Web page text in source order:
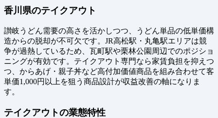
香川県のテイクアウト
讃岐うどん需要の高さを活かしつつ、うどん単品の低単価構
造からの脱却が不可欠です。JR高松駅・丸亀駅エリアは競
争が過熱しているため、瓦町駅や栗林公園周辺でのポジショ
ニングが有効です。テイクアウト専門なら家賃負担を抑えつ
つ、からあげ・親子丼など高付加価値商品を組み合わせて客
単価1,000円以上を狙う商品設計が収益改善の軸になりま
す。
テイクアウトの業態特性